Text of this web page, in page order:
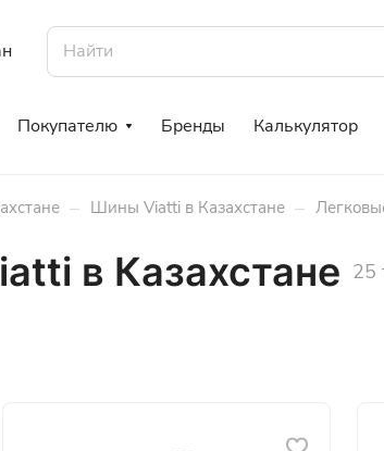
Покупателю Бренды Калькулятор
– Шины Viatti в Казахстане –
в Казахстане 25